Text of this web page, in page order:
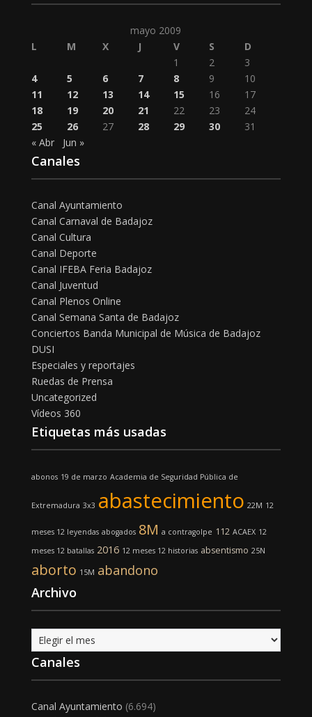
mayo 2009
L
M X J V S
D
1
2
3
4
5 6 7 8 9
10
11
12 13 14 15 16
17
18
19 20 21 22 23
24
25
26 27 28 29 30
31
« Abr
Jun »
Canales
Canal Ayuntamiento
Canal Carnaval de Badajoz
Canal Cultura
Canal Deporte
Canal IFEBA Feria Badajoz
Canal Juventud
Canal Plenos Online
Canal Semana Santa de Badajoz
Conciertos Banda Municipal de Música de Badajoz
DUSI
Especiales y reportajes
Ruedas de Prensa
Uncategorized
Vídeos 360
Etiquetas más usadas
abonos 19 de marzo Academia de Seguridad Pública de
Extremadura 3x3 abastecimiento 22M 12
meses 12 leyendas abogados 8M a contragolpe 112 ACAEX 12
meses 12 batallas 2016 12 meses 12 historias absentismo 25N
aborto 15M abandono
Archivo
Archivo
Canales
Canal Ayuntamiento (6.694)